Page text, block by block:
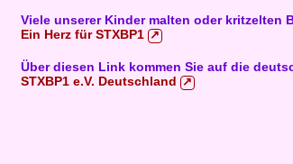
Viele unserer Kinder malten oder kritzelten
Ein Herz für STXBP1
Über diesen Link kommen Sie auf die
STXBP1 e.V. Deutschland